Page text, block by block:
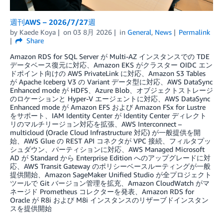
週刊AWS – 2026/7/27週
by Kaede Koya on 03 8月 2026 in General, News
Permalink
Share
Amazon RDS for SQL Server が Multi-AZ インスタンスでの TDE
データベース復元に対応、Amazon EKS がクラスター OIDC エン
ドポイント向けの AWS PrivateLink に対応、Amazon S3 Tables
が Apache Iceberg V3 の Variant データ型に対応、AWS DataSync
Enhanced mode が HDFS、Azure Blob、オブジェクトストレージ
のロケーションと Hyper-V エージェントに対応、AWS DataSync
Enhanced mode が Amazon EFS および Amazon FSx for Lustre
をサポート、IAM Identity Center が Identity Center ディレクト
リのマルチリージョン対応を拡張、AWS Interconnect –
multicloud (Oracle Cloud Infrastructure 対応) が一般提供を開
始、AWS Glue の REST API コネクタが VPC 接続、フィルタプッ
シュダウン、パーティションに対応、AWS Managed Microsoft
AD が Standard から Enterprise Edition へのアップグレードに対
応、AWS Transit Gateway のポリシーベースルーティングが一般
提供開始、Amazon SageMaker Unified Studio が全プロジェクト
ツールで Git バージョン管理を拡充、Amazon CloudWatch がマ
ネージド Prometheus コレクターを発表、Amazon RDS for
Oracle が R8i および M8i インスタンスのリザーブドインスタン
スを提供開始